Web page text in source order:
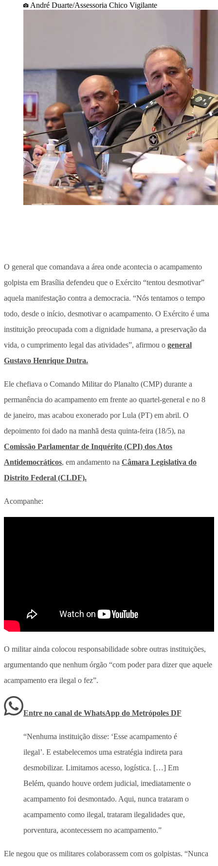
André Duarte/Assessoria Chico Vigilante
O general que comandava a área onde acontecia o acampamento
golpista em Brasília defendeu que o Exército “tentou desmotivar”
aquela manifestação contra a democracia. “Nós tentamos o tempo
todo, desde o início, desmotivar o acampamento. O Exército é uma
instituição preocupada com a dignidade humana, a preservação da
vida, o cumprimento legal das atividades”, afirmou o general
Gustavo Henrique Dutra.
Ele chefiava o Comando Militar do Planalto (CMP) durante a
permanência do acampamento em frente ao quartel-general e no 8
de janeiro, mas acabou exonerado por Lula (PT) em abril. O
depoimento foi dado na manhã desta quinta-feira (18/5), na
Comissão Parlamentar de Inquérito (CPI) dos Atos
Antidemocráticos, em andamento na Câmara Legislativa do
Distrito Federal (CLDF).
Acompanhe:
O militar ainda colocou responsabilidade sobre outras instituições,
argumentando que nenhum órgão “com poder para dizer que aquele
acampamento era ilegal o fez”.
Entre no canal de WhatsApp do Metrópoles DF
“Nenhuma instituição disse: ‘Esse acampamento é
ilegal’. E estabelecemos uma estratégia indireta para
desmobilizar. Limitamos acesso, logística. […] Em
Belém, quando houve ordem judicial, imediatamente o
acampamento foi desmontado. Aqui, nunca trataram o
acampamento como ilegal, trataram ilegalidades que,
porventura, acontecessem no acampamento.”
Ele negou que os militares colaborassem com os golpistas. “Nunca